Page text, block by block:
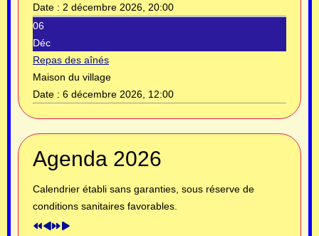
Date : 2 décembre 2026, 20:00
06
Déc
Repas des aînés
Maison du village
Date : 6 décembre 2026, 12:00
Agenda 2026
Calendrier établi sans garanties, sous réserve de
conditions sanitaires favorables.
Année
précédente
précédent
suivante
suivant